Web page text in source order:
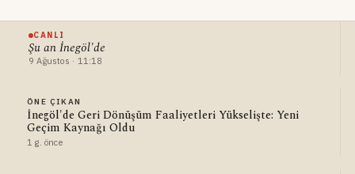
CANLI
Şu an İnegöl'de
9 Ağustos · 11:18
ÖNE ÇIKAN
İnegöl'de Geri Dönüşüm Faaliyetleri Yükselişte: Yeni
Geçim Kaynağı Oldu
1 g. önce